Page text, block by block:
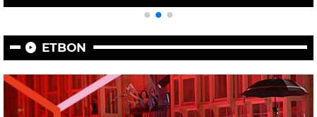
ETBON